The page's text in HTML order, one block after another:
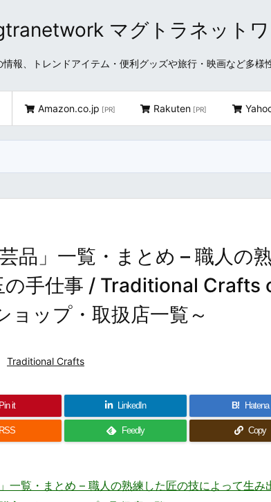
マグトラネットワ
報、トレンドアイテム・便利グッズや旅行・映画など多様
Amazon.co.jp [PR] Rakuten [PR]
品」一覧・まとめ – 職人の
の手仕事 / Traditional Crafts
ョップ・取扱店一覧～
Traditional Crafts
Pin it LinkedIn B! Hatena
RSS Feedly Copy
一覧・まとめ – 職人の熟練した匠の技によって生み